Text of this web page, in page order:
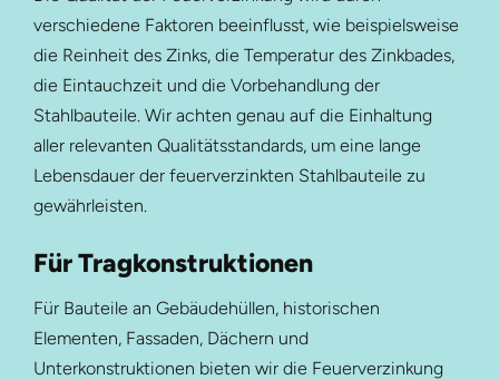
verschiedene Faktoren beeinflusst, wie beispielsweise
die Reinheit des Zinks, die Temperatur des Zinkbades,
die Eintauchzeit und die Vorbehandlung der
Stahlbauteile. Wir achten genau auf die Einhaltung
aller relevanten Qualitätsstandards, um eine lange
Lebensdauer der feuerverzinkten Stahlbauteile zu
gewährleisten.
Für Tragkonstruktionen
Für Bauteile an Gebäudehüllen, historischen
Elementen, Fassaden, Dächern und
Unterkonstruktionen bieten wir die Feuerverzinkung